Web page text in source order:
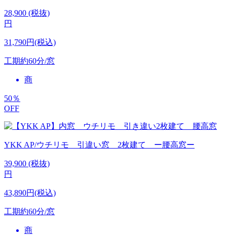
28,900 (税抜)
円
31,790円(税込)
工期約60分/窓
商
50％
OFF
YKK AP/ウチリモ 引違い窓 2枚建て ー腰高窓ー
39,900 (税抜)
円
43,890円(税込)
工期約60分/窓
商